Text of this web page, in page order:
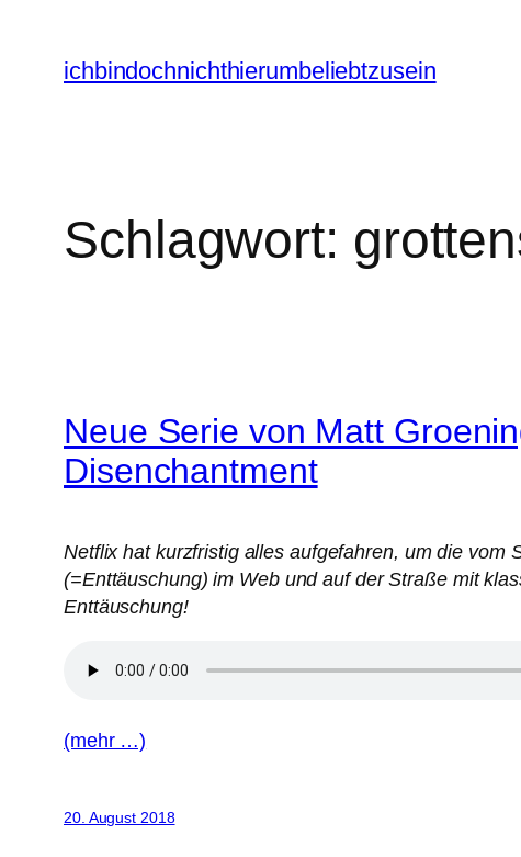
Inhalt
springen
ichbindochnichthierumbeliebtzusein
Schlagwort:
Neue Serie von Matt
Disenchantment
Netflix hat kurzfristig alles aufgefahren, um die vom
(=Enttäuschung) im Web und auf der Straße mit
Enttäuschung!
(mehr …)
20. August 2018